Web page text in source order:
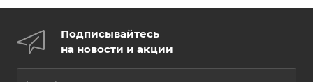
Подписывайтесь
на новости и акции